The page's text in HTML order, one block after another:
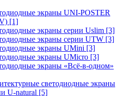
экраны UNI-POSTER
[1]
экраны серии Uslim [3]
экраны серии UTW [3]
экраны UMini [3]
экраны UMicro [3]
экраны «Всё-в-одном»
светодиодные экраны
U-natural [5]